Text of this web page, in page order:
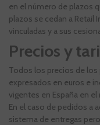
en el número de plazos
plazos se cedan a Retail
vinculadas y a sus
Precios y
Todos los precios de
expresados en euros e
vigentes en España en
En el caso de pedidos a
sistema de entregas